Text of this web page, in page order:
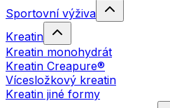
Sportovní výživa
Kreatin
Kreatin monohydrát
Kreatin Creapure®
Vícesložkový kreatin
Kreatin jiné formy